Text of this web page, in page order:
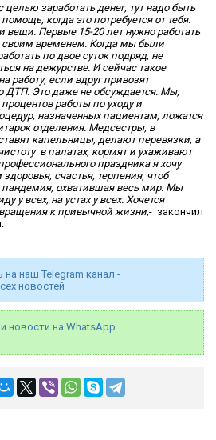
заработать денег, тут надо быть
когда это потребуется от тебя.
вещи. Первые 15-20 лет нужно работать
своим временем. Когда мы были
по двое суток подряд, не
на дежурстве. И сейчас такое
работу, если вдруг привозят
ДТП. Это даже не обсуждается. Мы,
работы по уходу и
назначенных пациентам, ложатся
отделения. Медсестры, в
капельницы, делают перевязки, а
в палатах, кормят и ухаживают
праздника я хочу
счастья, терпения, чтоб
пандемия, охватившая весь мир. Мы
у всех, на устах у всех. Хочется
к привычной жизни,- закончил
наш Telegram канал -
новостей
новости на WhatsApp